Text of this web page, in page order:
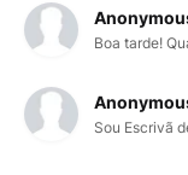
Boa tarde!
Sou Escrivã